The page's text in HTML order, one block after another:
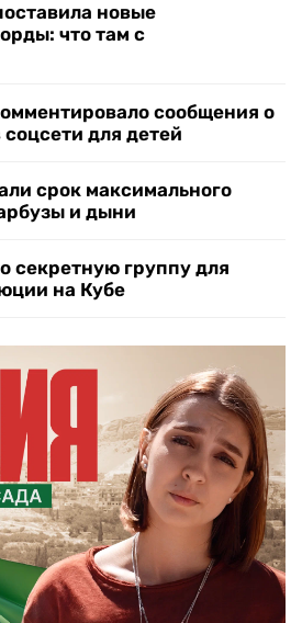
новые
что там с
сообщения о
для детей
срок максимального
и дыни
секретную группу для
на Кубе